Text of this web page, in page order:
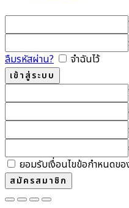
ลืมรหัสผ่าน?
จำฉันไว้
ยอมรับเงื่อนไขข้อกำหนดข